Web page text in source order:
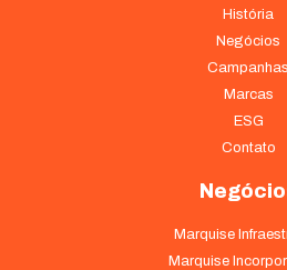
História
Negócios
Campanhas
Marcas
ESG
Contato
Marquise
Marquise